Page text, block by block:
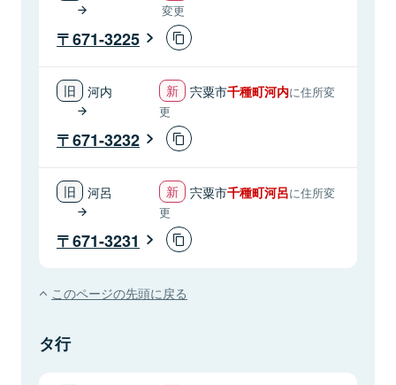
変更
671-3225
河内 宍粟市千種町河内に住所変
更
671-3232
河呂 宍粟市千種町河呂に住所変
更
671-3231
このページの先頭に戻る
タ行